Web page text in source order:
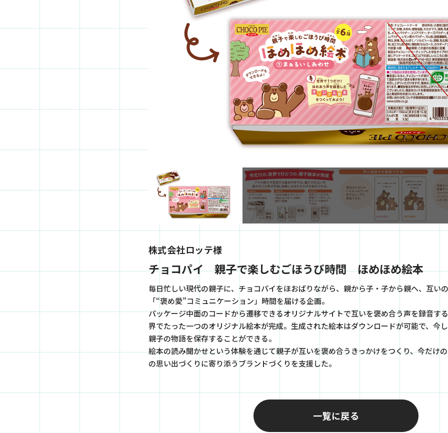
株式会社ロッテ様
チョコパイ 親子で楽しむごほうび時間ほめほめ絵本
毎日忙しい現代の親子に、チョコパイをほおばりながら、親から子・子から親へ、互い
「“褒め愛”コミュニケーション」時間を届ける企画。
パッケージ中面のコードから遷移できるオリジナルサイトで互いを褒め合う声を録音す
界でたった一つのオリジナル絵本が完成。生成された絵本はダウンロードが可能で、今
親子の物語を保存することができる。
絵本の読み聞かせという体験を通じて親子が互いを褒め合うきっかけをつくり、今だけ
の思い出づくりに寄り添うブランドづくりを支援した。
一覧に戻る